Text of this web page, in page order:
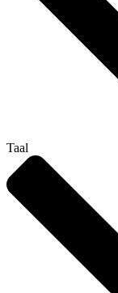
Taal